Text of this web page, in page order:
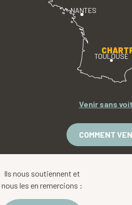
TOULOUSE
NANTES
Venir sans
COMMENT
Ils nous soutiennent et
nous les en remercions :